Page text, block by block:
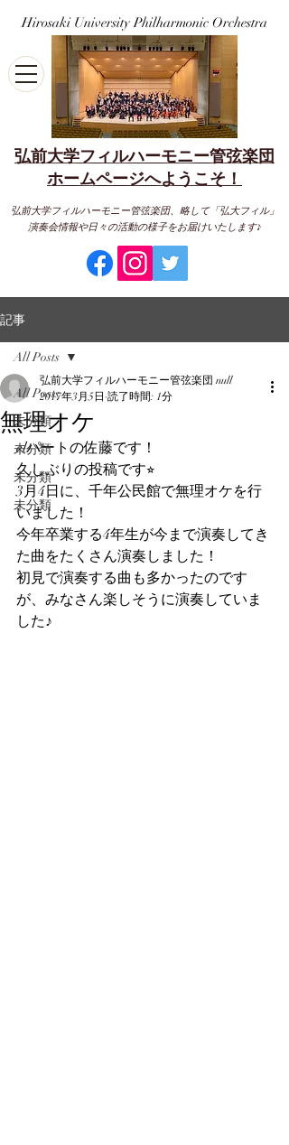
弘前大学フィルハーモニー管弦楽団
​ホームページへようこそ！
Hirosaki University Philharmonic Orchestra
弘前大学フィルハーモニー管弦楽団、略して「弘大フィル」
演奏会情報や日々の活動の様子をお届けいたします♪
記事
All Posts
未分類
未分類
未分類
未分類
All Posts
無理オケ
弘前大学フィルハーモニー管弦楽団 null
2017年3月5日 読了時間: 1分
clパートの佐藤です！
久しぶりの投稿です⭐︎
3月4日に、千年公民館で無理オケを行
いました！
今年卒業する4年生が今まで演奏してき
た曲をたくさん演奏しました！
初見で演奏する曲も多かったのです
が、みなさん楽しそうに演奏していま
した♪